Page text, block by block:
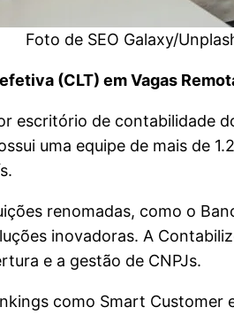
Foto de SEO Galaxy/
(CLT) em Vagas
escritório de contabilidade
uma equipe de mais de
renomadas, como o
inovadoras. A
e a gestão de CNPJs.
como Smart